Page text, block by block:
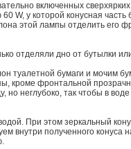
включенных
W, у которой конусная
этой лампы отделить его
отделяли дно от бутылки
туалетной бумаги и мочим
кроме фронтальной
неглубоко, так чтобы в
При этом зеркальный
внутри полученного конуса